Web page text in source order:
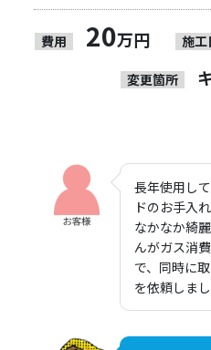
費用 20万円 施工
変更箇所
長年使用し
ドのお手入
なかなか綺
んがガス消
で、同時に
を依頼しまし